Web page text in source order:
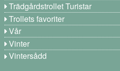
Trädgårdstrollet Turistar
Trollets favoriter
Vår
Vinter
Vintersådd